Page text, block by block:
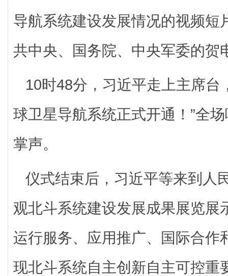
导航系统建设发展情况的视频短
共中央、国务院、中央军委的贺
10时48分，习近平走上主席台
球卫星导航系统正式开通！”全
掌声。
仪式结束后，习近平等来到人
观北斗系统建设发展成果展览展
运行服务、应用推广、国际合作
现北斗系统自主创新自主可控重